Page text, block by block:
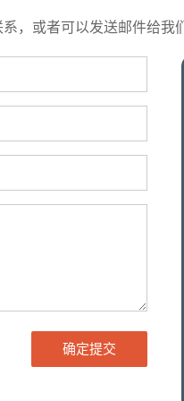
，或者可以发送邮件给我们
确定提交